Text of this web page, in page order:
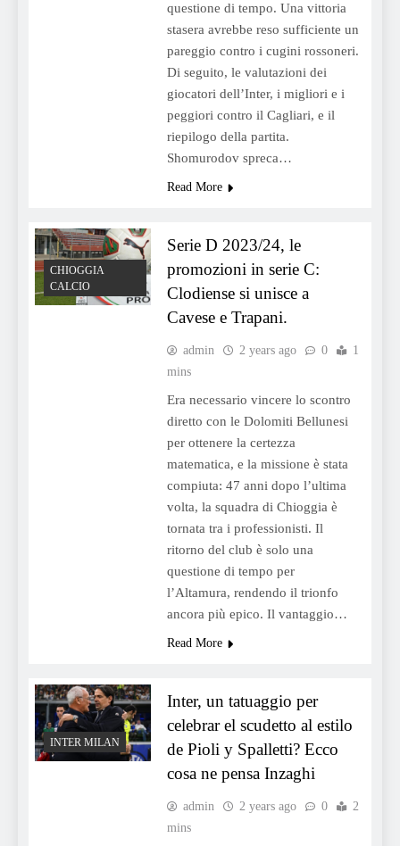
questione di tempo. Una vittoria
stasera avrebbe reso sufficiente un
pareggio contro i cugini rossoneri.
Di seguito, le valutazioni dei
giocatori dell’Inter, i migliori e i
peggiori contro il Cagliari, e il
riepilogo della partita.
Shomurodov spreca…
Read More
CHIOGGIA
CALCIO
Serie D 2023/24, le
promozioni in serie C:
Clodiense si unisce a
Cavese e Trapani.
admin 2 years ago 0
1
mins
Era necessario vincere lo scontro
diretto con le Dolomiti Bellunesi
per ottenere la certezza
matematica, e la missione è stata
compiuta: 47 anni dopo l’ultima
volta, la squadra di Chioggia è
tornata tra i professionisti. Il
ritorno del club è solo una
questione di tempo per
l’Altamura, rendendo il trionfo
ancora più epico. Il vantaggio…
Read More
INTER MILAN
Inter, un tatuaggio per
celebrar el scudetto al estilo
de Pioli y Spalletti? Ecco
cosa ne pensa Inzaghi
admin 2 years ago 0
2
mins